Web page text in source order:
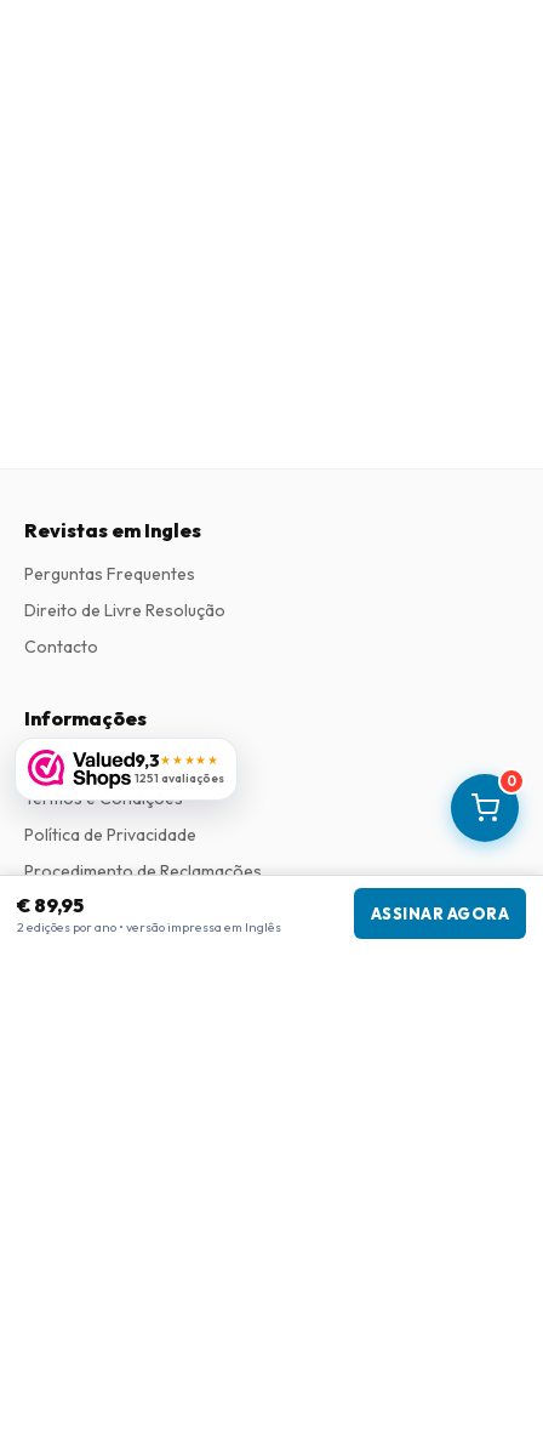
0
€ 89,95
2 edições por ano • versão impressa em Inglês
ASSINAR AGORA
9,3★★★★★
1251 avaliações
Revistas em Ingles
Perguntas Frequentes
Direito de Livre Resolução
Contacto
Informações
Sobre Nós
Termos e Condições
Política de Privacidade
Procedimento de Reclamações
Informações da empresa